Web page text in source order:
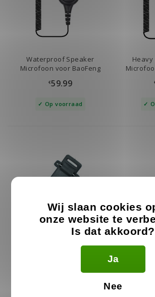
Waterproof Speaker
Microfoon voor BaoFeng
€59.99
Op voorraad
Riemclip voor BaoFeng UV-
Wij slaan cookies
onze website te
Is dat akkoord?
Ja
Nee